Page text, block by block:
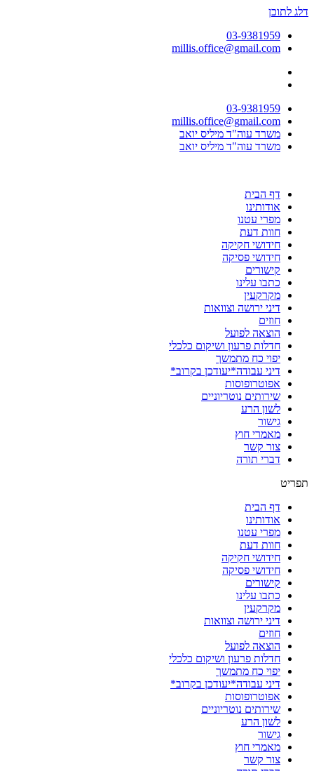
דלג לתוכן
03-9381959
millis.office@gmail.com
03-9381959
millis.office@gmail.com
משרד עוה"ד מיליס יואב
משרד עוה"ד מיליס יואב
דף הבית
אודותינו
מפרי עטנו
חוות דעת
חידושי חקיקה
חידושי פסיקה
קישורים
כתבו עלינו
מקרקעין
דיני ירושה וצוואות
חוזים
הוצאה לפועל
חדלות פרעון ושיקום כלכלי
יפוי כח מתמשך
דיני עבודה*יעודכן בקרוב*
אפוטרופוסות
שירותים נוטריוניים
לשון הרע
גישור
מאמרי חוץ
צור קשר
דברי תורה
תפריט
דף הבית
אודותינו
מפרי עטנו
חוות דעת
חידושי חקיקה
חידושי פסיקה
קישורים
כתבו עלינו
מקרקעין
דיני ירושה וצוואות
חוזים
הוצאה לפועל
חדלות פרעון ושיקום כלכלי
יפוי כח מתמשך
דיני עבודה*יעודכן בקרוב*
אפוטרופוסות
שירותים נוטריוניים
לשון הרע
גישור
מאמרי חוץ
צור קשר